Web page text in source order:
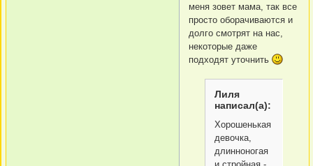
меня зовет мама, так все
просто оборачиваются и
долго смотрят на нас,
некоторые даже
подходят уточнить
Лиля
написал(а):
Хорошенькая
девочка,
длинноногая